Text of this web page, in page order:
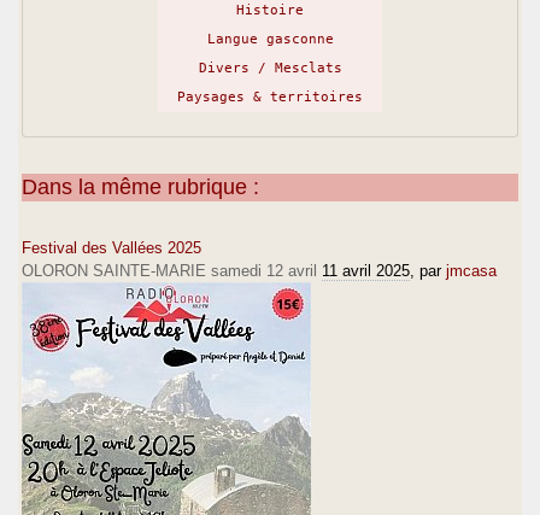
Histoire
Langue gasconne
Divers / Mesclats
Paysages & territoires
Dans la même rubrique :
Festival des Vallées 2025
OLORON SAINTE-MARIE samedi 12 avril 11 avril 2025 , par jmcasa